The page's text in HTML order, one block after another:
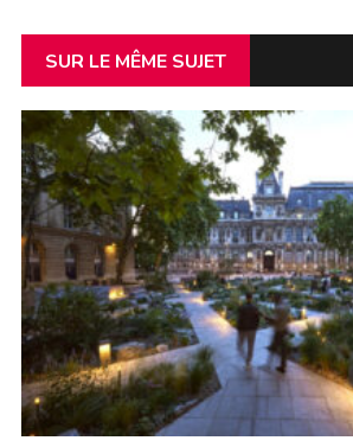
SUR LE MÊME SUJET